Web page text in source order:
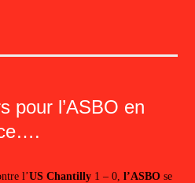
pour l’ASBO en
l’US Chantilly1 – 0, l’ASBOse